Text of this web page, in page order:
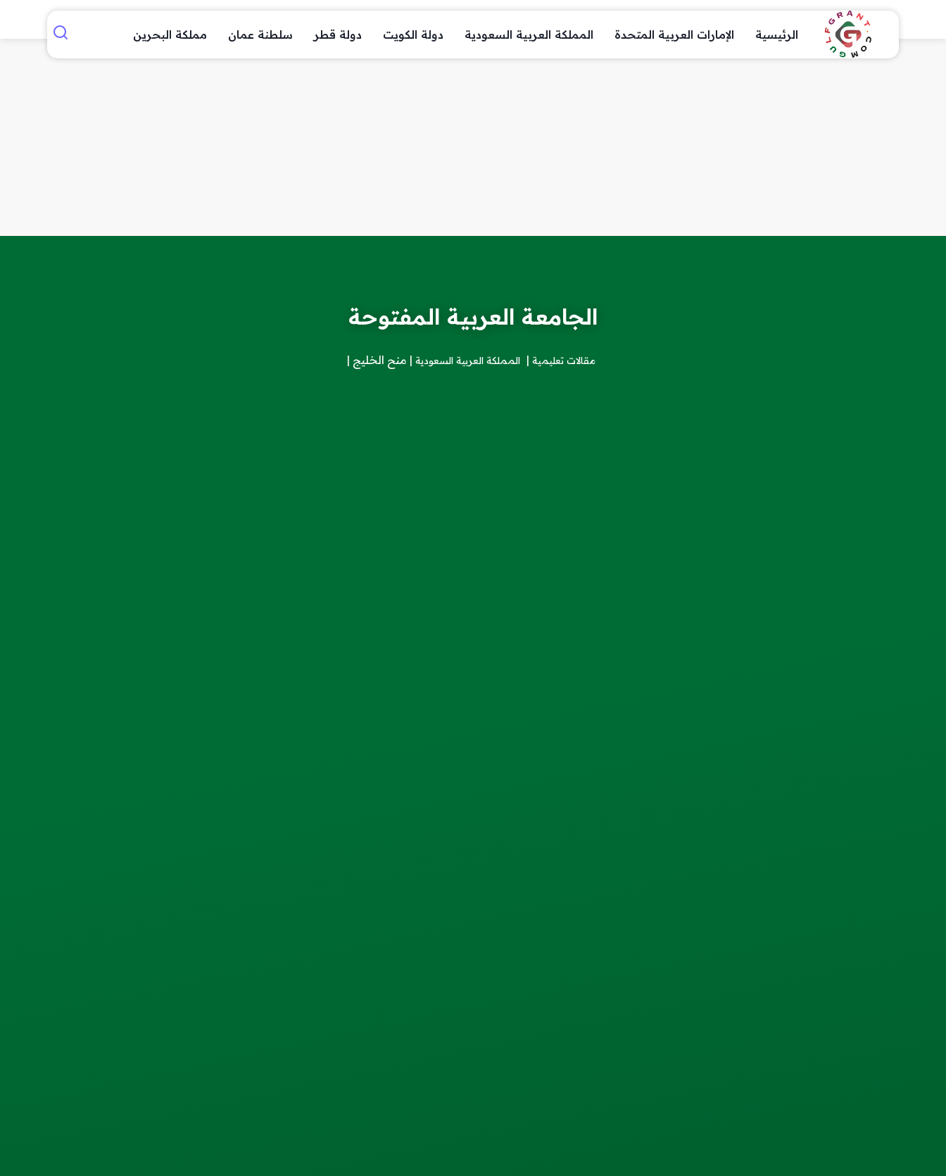
الرئيسية الإمارات العربية المتحدة المملكة العربية السعودية دولة الكويت دولة قطر سلطنة عمان مملكة البحرين
الجامعة العربية المفتوحة
مقالات تعليمية المملكة العربية السعودية منح الخليج